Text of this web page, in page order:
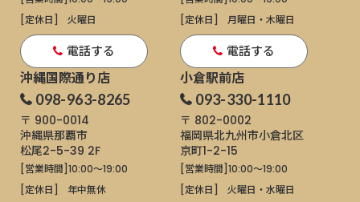
[定休日]
火曜日
電話する
[定休日]
月曜日・木曜日
電話する
沖縄国際通り店
098-963-8265
〒 900-0014
沖縄県那覇市
松尾2-5-39 2F
[営業時間]10:00～19:00
[定休日]
年中無休
小倉駅前店
093-330-1110
〒 802-0002
福岡県北九州市小倉北区
京町1-2-15
[営業時間]10:00～19:00
[定休日]
火曜日・水曜日